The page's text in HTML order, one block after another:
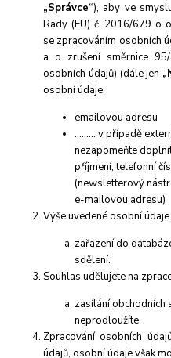
„Správce“), aby ve
Rady (EU) č. 2016/679 o
se zpracováním osobních
a o zrušení směrnice
osobních údajů) (dále jen
osobní údaje:
emailovou adresu
……… v případě
nezapomeňte
příjmení; telefonní
(newsletterový
e-mailovou adresu)
Výše uvedené osobní
zařazení do
sdělení.
Souhlas udělujete na
zasílání obchodních
neprodloužíte
Zpracování osobních
údajů, osobní údaje však